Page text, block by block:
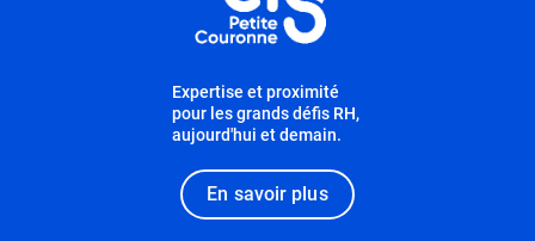
Expertise et proximité
pour les grands défis RH,
aujourd'hui et demain.
En savoir plus